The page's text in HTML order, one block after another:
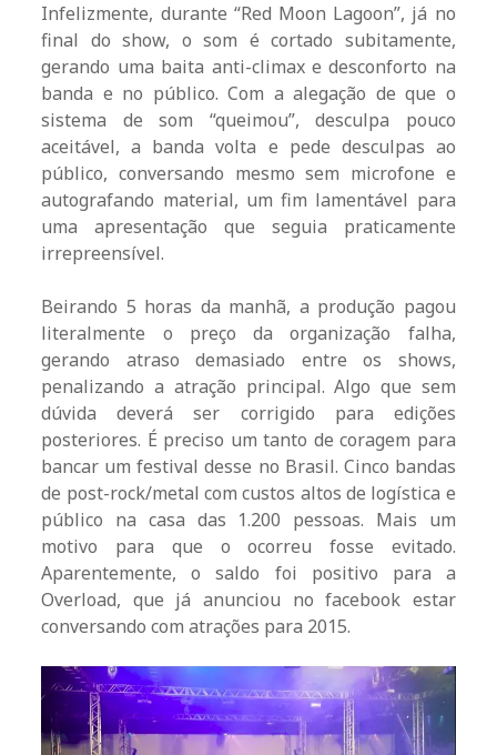
Infelizmente, durante “Red Moon Lagoon”, já no
final do show, o som é cortado subitamente,
gerando uma baita anti-climax e desconforto na
banda e no público. Com a alegação de que o
sistema de som “queimou”, desculpa pouco
aceitável, a banda volta e pede desculpas ao
público, conversando mesmo sem microfone e
autografando material, um fim lamentável para
uma apresentação que seguia praticamente
irrepreensível.
Beirando 5 horas da manhã, a produção pagou
literalmente o preço da organização falha,
gerando atraso demasiado entre os shows,
penalizando a atração principal. Algo que sem
dúvida deverá ser corrigido para edições
posteriores. É preciso um tanto de coragem para
bancar um festival desse no Brasil. Cinco bandas
de post-rock/metal com custos altos de logística e
público na casa das 1.200 pessoas. Mais um
motivo para que o ocorreu fosse evitado.
Aparentemente, o saldo foi positivo para a
Overload, que já anunciou no facebook estar
conversando com atrações para 2015.